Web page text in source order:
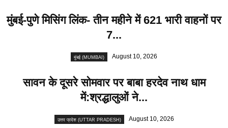
मुंबई-पुणे मिसिंग लिंक- तीन महीने में 621 भारी वाहनों पर
7...
मुंबई (MUMBAI) August 10, 2026
सावन के दूसरे सोमवार पर बाबा हरदेव नाथ धाम
में:श्रद्धालुओं ने...
उत्तर प्रदेश (UTTAR PRADESH) August 10, 2026